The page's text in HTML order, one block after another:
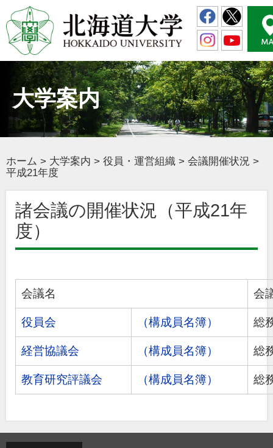
大学案内
ホーム > 大学案内 > 役員・運営組織 > 会議開催状況 >
平成21年度
諸会議の開催状況（平成21年
度）
会議名 会
役員会 （構成員名簿） 総
経営協議会 （構成員名簿） 総
教育研究評議会 （構成員名簿） 総